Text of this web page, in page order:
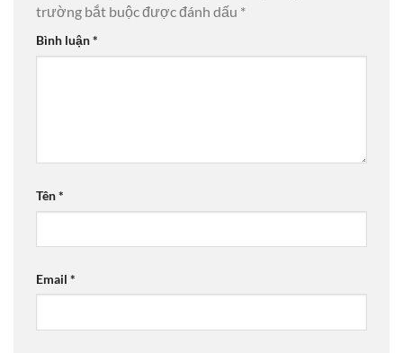
trường bắt buộc được đánh dấu *
Bình luận*
Tên*
Email *